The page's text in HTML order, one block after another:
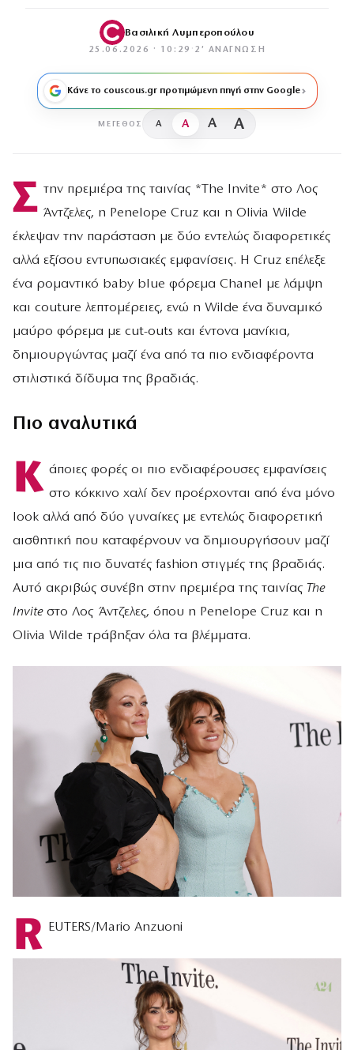
Βασιλική Λυμπεροπούλου
25.06.2026 · 10:29 · 2′ ΑΝΆΓΝΩΣΗ
Κάνε το couscous.gr προτιμώμενη πηγή στην Google
ΜΈΓΕΘΟΣ A A A A
Σ την πρεμιέρα της ταινίας *The Invite* στο Λος
Άντζελες, η Penelope Cruz και η Olivia Wilde
έκλεψαν την παράσταση με δύο εντελώς διαφορετικές
αλλά εξίσου εντυπωσιακές εμφανίσεις. Η Cruz επέλεξε
ένα ρομαντικό baby blue φόρεμα Chanel με λάμψη
και couture λεπτομέρειες, ενώ η Wilde ένα δυναμικό
μαύρο φόρεμα με cut-outs και έντονα μανίκια,
δημιουργώντας μαζί ένα από τα πιο ενδιαφέροντα
στιλιστικά δίδυμα της βραδιάς.
Πιο αναλυτικά
Κ άποιες φορές οι πιο ενδιαφέρουσες εμφανίσεις
στο κόκκινο χαλί δεν προέρχονται από ένα μόνο
look αλλά από δύο γυναίκες με εντελώς διαφορετική
αισθητική που καταφέρνουν να δημιουργήσουν μαζί
μια από τις πιο δυνατές fashion στιγμές της βραδιάς.
Αυτό ακριβώς συνέβη στην πρεμιέρα της ταινίας The
Inviteστο Λος Άντζελες, όπου η Penelope Cruz και η
Olivia Wilde τράβηξαν όλα τα βλέμματα.
R EUTERS/Mario Anzuoni